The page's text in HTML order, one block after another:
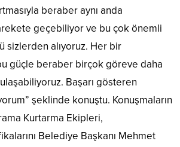
beraber aynı anda
geçebiliyor ve bu çok önemli
sizlerden alıyoruz. Her bir
güçle beraber birçok göreve daha
Başarı gösteren
şeklinde konuştu. Konuşmaların
Kurtarma Ekipleri,
Belediye Başkanı Mehmet